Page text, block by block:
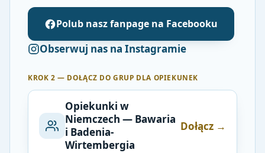
Polub nasz fanpage na Facebooku
Obserwuj nas na Instagramie
KROK 2 — DOŁĄCZ DO GRUP DLA OPIEKUNEK
Opiekunki w
Niemczech — Bawaria
i Badenia-
Wirtembergia
Dołącz →